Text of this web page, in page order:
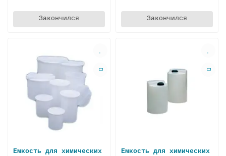
Закончился Закончился
Емкость для химических
Емкость для химических